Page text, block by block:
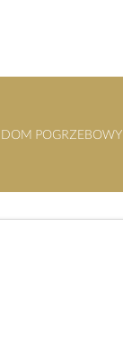
DOM POGRZEBOWY